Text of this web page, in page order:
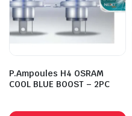
P.Ampoules H4 OSRAM
COOL BLUE BOOST – 2PC